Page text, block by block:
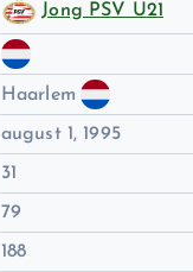
Jong PSV U21
Haarlem
august 1, 1995
31
79
188